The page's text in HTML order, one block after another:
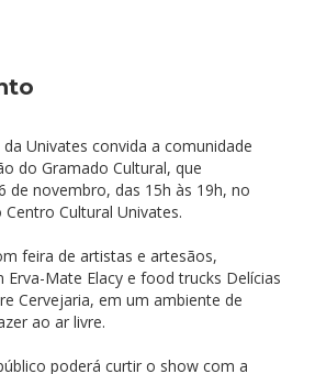
Univates convida a comunidade
do Gramado Cultural, que
de novembro, das 15h às 19h, no
Cultural Univates.
feira de artistas e artesãos,
Mate Elacy e food trucks Delícias
Cervejaria, em um ambiente de
ao ar livre.
poderá curtir o show com a